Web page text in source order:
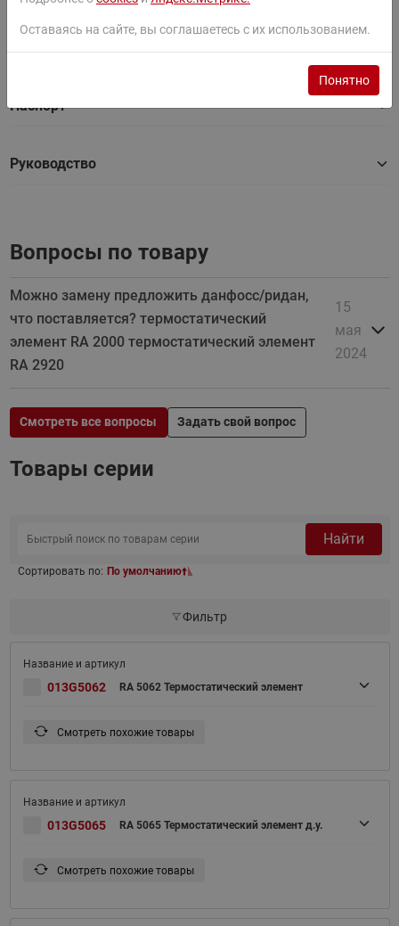
Документы
Паспорт
Руководство
Вопросы по товару
Можно замену предложить данфосс/ридан,
что поставляется? термостатический
элемент RA 2000 термостатический элемент
RA 2920
15
мая
2024
Смотреть все вопросы Задать свой вопрос
Товары серии
Найти
Сортировать по: По умолчанию
Фильтр
013G5062 RA 5062 Термостатический элемент
Смотреть похожие товары
013G5065 RA 5065 Термостатический элемент д.у.
Смотреть похожие товары
Оставаясь на сайте, вы соглашаетесь с их использованием.
Понятно